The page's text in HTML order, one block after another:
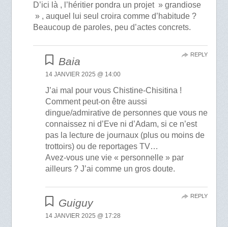
D’ici là , l’héritier pondra un projet » grandiose
» , auquel lui seul croira comme d’habitude ?
Beaucoup de paroles, peu d’actes concrets.
Baia
14 JANVIER 2025 @ 14:00
J’ai mal pour vous Chistine-Chisitina !
Comment peut-on être aussi
dingue/admirative de personnes que vous ne
connaissez ni d’Eve ni d’Adam, si ce n’est
pas la lecture de journaux (plus ou moins de
trottoirs) ou de reportages TV…
Avez-vous une vie « personnelle » par
ailleurs ? J’ai comme un gros doute.
REPLY
Guiguy
14 JANVIER 2025 @ 17:28
REPLY